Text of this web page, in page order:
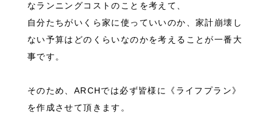
なランニングコストのことを考えて、
自分たちがいくら家に使っていいのか、家計崩壊し
ない予算はどのくらいなのかを考えることが一番大
事です。
そのため、ARCHでは必ず皆様に《ライフプラン》
を作成させて頂きます。